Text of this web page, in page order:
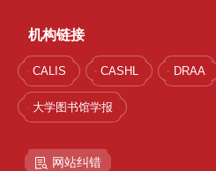
1 / 16
机构链接
CALIS CASHL DRAA
大学图书馆学报
网站纠错